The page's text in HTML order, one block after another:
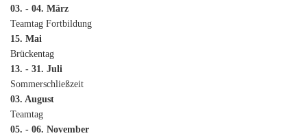
03. - 04. März
Teamtag Fortbildung
15. Mai
Brückentag
13. - 31. Juli
Sommerschließzeit
03. August
Teamtag
05. - 06. November